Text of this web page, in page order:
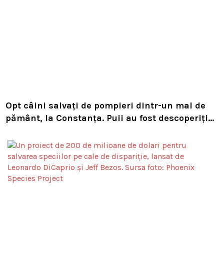
Opt câini salvați de pompieri dintr-un mal de
pământ, la Constanța. Puii au fost descoperiți